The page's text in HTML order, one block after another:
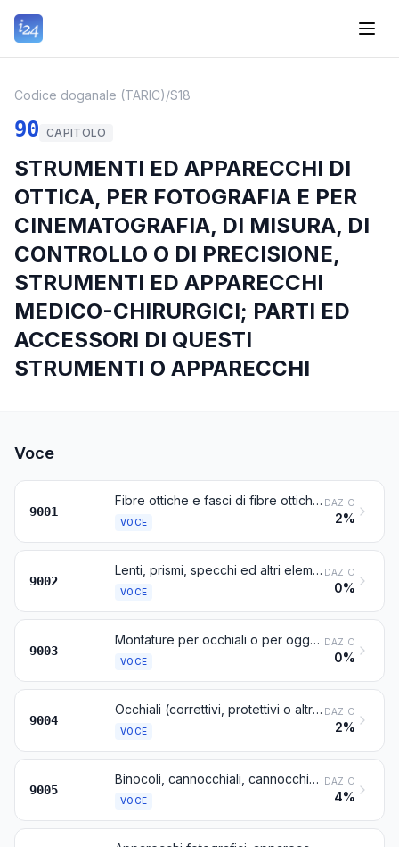
Codice doganale (TARIC)/S18
90 CAPITOLO
STRUMENTI ED APPARECCHI DI
OTTICA, PER FOTOGRAFIA E PER
CINEMATOGRAFIA, DI MISURA, DI
CONTROLLO O DI PRECISIONE,
STRUMENTI ED APPARECCHI
MEDICO-CHIRURGICI; PARTI ED
ACCESSORI DI QUESTI
STRUMENTI O APPARECCHI
Voce
9001
Fibre ottiche e fasci di fibre ottiche; cavi di fibre ottiche diversi da quelli della voce 8544; materie polarizzanti in fogli o in lastre; lenti (comprese le lenti oftalmiche a contatto), prismi, specchi ed altri elementi di ottica, di qualsiasi materia, non montati, diversi da quelli di vetro non lavorato otticamente
VOCE
DAZIO
2%
9002
Lenti, prismi, specchi ed altri elementi di ottica di qualsiasi materia, montati, per strumenti o apparecchi, diversi da quelli di vetro non lavorato otticamente
VOCE
DAZIO
0%
9003
Montature per occhiali o per oggetti simili, e loro parti
VOCE
DAZIO
0%
9004
Occhiali (correttivi, protettivi o altri) ed oggetti simili
VOCE
DAZIO
2%
9005
Binocoli, cannocchiali, cannocchiali astronomici, telescopi ottici e loro sostegni; altri strumenti di astronomia e loro sostegni, esclusi gli apparecchi di radioastronomia
VOCE
DAZIO
4%